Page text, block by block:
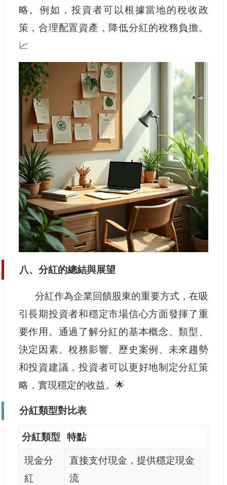
略。例如，投資者可以根據當地的稅收政
策，合理配置資產，降低分紅的稅務負擔。
📈
八、分紅的總結與展望
分紅作為企業回饋股東的重要方式，在吸
引長期投資者和穩定市場信心方面發揮了重
要作用。通過了解分紅的基本概念、類型、
決定因素、稅務影響、歷史案例、未來趨勢
和投資建議，投資者可以更好地制定分紅策
略，實現穩定的收益。🌟
分紅類型對比表
分紅類型 特點
現金分
紅
直接支付現金，提供穩定現金
流